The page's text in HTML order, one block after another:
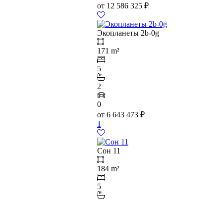
от 12 586 325 ₽
Экопланеты 2b-0g
171 m²
5
2
0
от 6 643 473 ₽
1
Сон 11
184 m²
5